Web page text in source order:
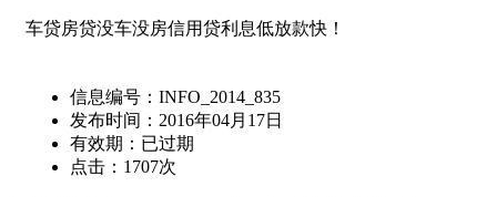
车贷房贷没车没房信用贷利息低放款快！
信息编号： INFO_2014_835
发布时间： 2016年04月17日
有效期： 已过期
点击： 1707次